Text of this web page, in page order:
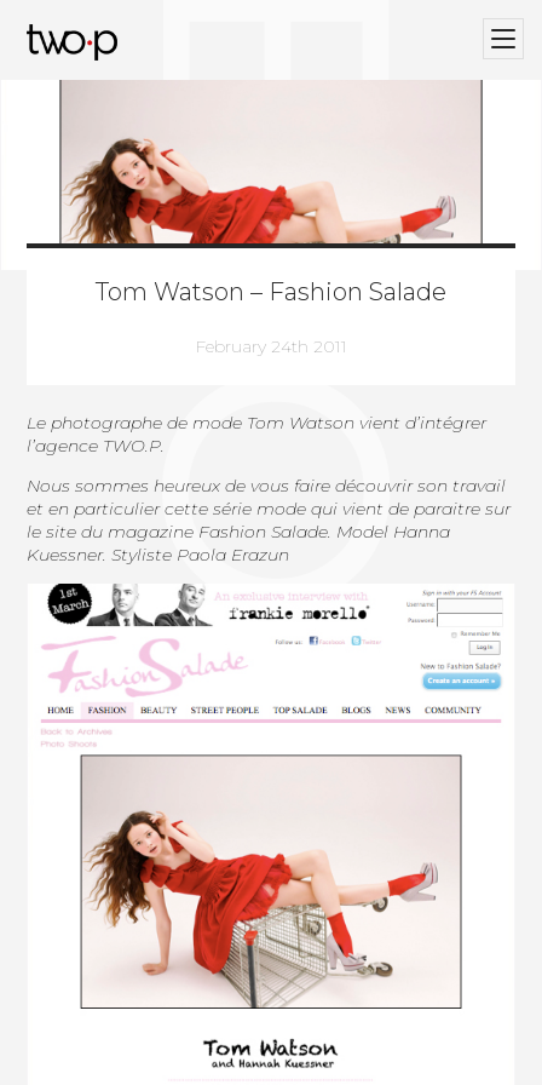
Tom Watson – Fashion Salade
February 24th 2011
Le photographe de mode Tom Watson vient d’intégrer
l’agence TWO.P.
Nous sommes heureux de vous faire découvrir son travail
et en particulier cette série mode qui vient de paraitre sur
le site du magazine Fashion Salade. Model Hanna
Kuessner. Styliste Paola Erazun
BLOG